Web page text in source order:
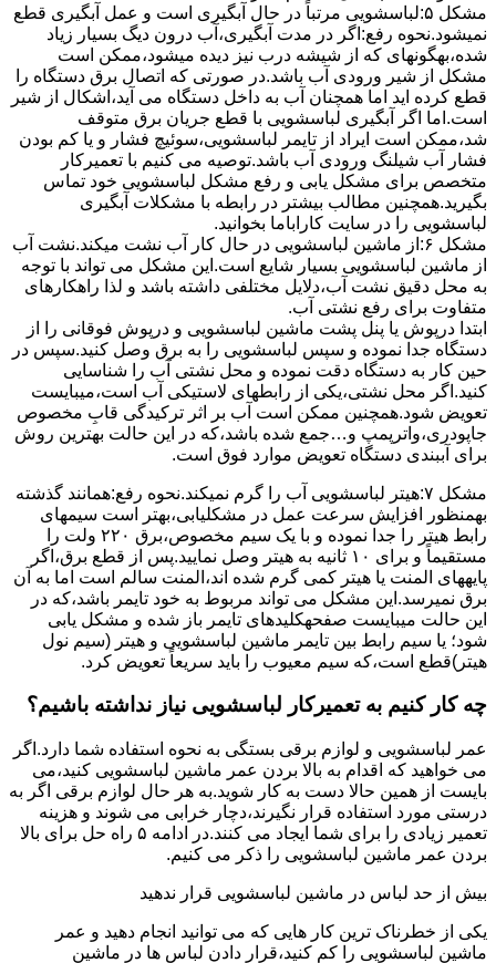
مشکل ۵:لباسشویی مرتباً در ﺣﺎل آﺑﮕﯿﺮی اﺳﺖ و ﻋﻤﻞ آﺑﮕﯿﺮی ﻗﻄﻊ
نمیشود.نحوه رﻓﻊ:اﮔﺮ در ﻣﺪت آﺑﮕﯿﺮی،آب درون دﯾﮓ ﺑﺴﯿﺎر زﯾﺎد
ﺷﺪه،بهگونهای ﮐﻪ از ﺷﯿﺸﻪ درب ﻧﯿﺰ دﯾﺪه میشود،ممکن است
مشکل از شیر ورودی آب باشد.در صورتی که اتصال برق دستگاه را
قطع کرده اید اما همچنان آب به داخل دستگاه می آید،اشکال از شیر
است.اما اگر آبگیری لباسشویی با قطع جریان برق متوقف
شد،ممکن است ایراد از تایمر لباسشویی،سوئیچ فشار و یا کم بودن
فشار آب شیلنگ ورودی آب باشد.توصیه می کنیم با تعمیرکار
متخصص برای مشکل یابی و رفع مشکل لباسشویی خود تماس
بگیرید.همچنین مطالب بیشتر در رابطه با مشکلات آبگیری
لباسشویی را در سایت کاراباما بخوانید.
مشکل ۶:از ﻣﺎﺷﯿﻦ لباسشویی در ﺣﺎل ﮐﺎر آب ﻧﺸﺖ میکند.نشت آب
از ماشین لباسشویی بسیار شایع است.این مشکل می تواند با توجه
به محل دقیق نشت آب،دلایل مختلفی داشته باشد و لذا راهکارهای
متفاوت برای رفع نشتی آب.
ابتدا درپوش یا پنل ﭘﺸﺖ ﻣﺎﺷﯿﻦ لباسشویی و درپوش ﻓﻮﻗﺎﻧﯽ را از
دستگاه ﺟﺪا ﻧﻤﻮده و ﺳﭙﺲ لباسشویی را ﺑﻪ ﺑﺮق وصل ﮐﻨﯿﺪ.سپس در
حین کار به دستگاه دقت نموده و ﻣﺤﻞ نشتی آب را ﺷﻨﺎﺳﺎﯾﯽ
کنید.اﮔﺮ ﻣﺤﻞ نشتی،ﯾﮑﯽ از رابطهای ﻻﺳﺘﯿﮑﯽ آب اﺳﺖ،میبایست
ﺗﻌﻮﯾﺾ شود.همچنین ﻣﻤﮑﻦ اﺳﺖ آب بر اثر ﺗﺮﮐﯿﺪﮔﯽ قابِ ﻣﺨﺼﻮص
ﺟﺎﭘﻮدری،واترپمپ و…جمع شده ﺑﺎﺷﺪ،ﮐﻪ در این حالت بهترین روش
برای آببندی دستگاه ﺗﻌﻮﯾﺾ ﻣﻮارد ﻓﻮق اﺳﺖ.
مشکل ۷:ﻫﯿﺘﺮ لباسشویی آب را ﮔﺮم نمیکند.نحوه رﻓﻊ:ﻫﻤﺎﻧﻨﺪ ﮔﺬﺷﺘﻪ
بهمنظور اﻓﺰاﯾﺶ ﺳﺮﻋﺖ ﻋﻤﻞ در مشکلیابی،بهتر است سیمهای
راﺑﻂ ﻫﯿﺘﺮ را ﺟﺪا ﻧﻤﻮده و ﺑﺎ ﯾﮏ ﺳﯿﻢ ﻣﺨﺼﻮص،برق ۲۲۰ ولت را
مستقیماً و برای ۱۰ ﺛﺎﻧﯿﻪ ﺑﻪ ﻫﯿﺘﺮ وصل نمایید.ﭘﺲ از ﻗﻄﻊ ﺑﺮق،اﮔﺮ
پایههای اﻟﻤﻨﺖ یا هیتر کمی ﮔﺮم ﺷﺪه اند،اﻟﻤﻨﺖ ﺳﺎﻟﻢ است اما ﺑﻪ آن
ﺑﺮق نمیرسد.اﯾﻦ ﻣﺸﮑﻞ می تواند مربوط به ﺧﻮد ﺗﺎﯾﻤﺮ باشد،ﮐﻪ در
این حالت میبایست صفحهکلیدهای ﺗﺎﯾﻤﺮ باز شده و مشکل یابی
شود؛ ﯾﺎ ﺳﯿﻢ راﺑﻂ ﺑﯿﻦ ﺗﺎﯾﻤﺮ ماشین لباسشویی و ﻫﯿﺘﺮ (سیم ﻧﻮل
ﻫﯿﺘﺮ)ﻗﻄﻊ اﺳﺖ،ﮐﻪ ﺳﯿﻢ ﻣﻌﯿﻮب را ﺑﺎﯾﺪ سریعاً ﺗﻌﻮﯾﺾ کرد.
چه کار کنیم به تعمیرکار لباسشویی نیاز نداشته باشیم؟
عمر لباسشویی و لوازم برقی بستگی به نحوه استفاده شما دارد.اگر
می خواهید که اقدام به بالا بردن عمر ماشین لباسشویی کنید،می
بایست از همین حالا دست به کار شوید.به هر حال لوازم برقی اگر به
درستی مورد استفاده قرار نگیرند،دچار خرابی می شوند و هزینه
تعمیر زیادی را برای شما ایجاد می کنند.در ادامه ۵ راه حل برای بالا
بردن عمر ماشین لباسشویی را ذکر می کنیم.
بیش از حد لباس در ماشین لباسشویی قرار ندهید
یکی از خطرناک ترین کار هایی که می توانید انجام دهید و عمر
ماشین لباسشویی را کم کنید،قرار دادن لباس ها در ماشین